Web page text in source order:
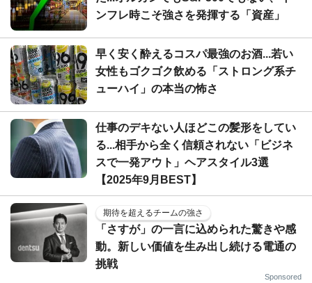
ンフレ時こそ強さを発揮する「資産」
早く安く酔えるコスパ最強のお酒...若い
女性もゴクゴク飲める「ストロング系チ
ューハイ」の本当の怖さ
仕事のデキない人ほどこの髪形をしてい
る...相手から全く信頼されない「ビジネ
スで一発アウト」ヘアスタイル3選
【2025年9月BEST】
期待を超えるチームの強さ
「さすが」の一言に込められた驚きや感
動。新しい価値を生み出し続ける電通の
挑戦
Sponsored